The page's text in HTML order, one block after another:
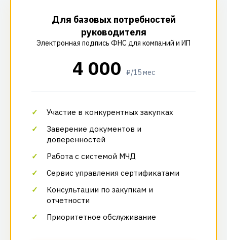
Для базовых потребностей
руководителя
Электронная подпись ФНС для компаний и ИП
4 000 ₽/15 мес
Участие в конкурентных закупках
Заверение документов и
доверенностей
Работа с системой МЧД
Сервис управления сертификатами
Консультации по закупкам и
отчетности
Приоритетное обслуживание